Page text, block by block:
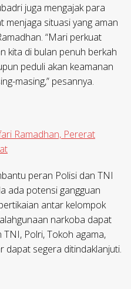
juga mengajak para
menjaga situasi yang aman
“Mari perkuat
kita di bulan penuh berkah
peduli akan keamanan
masing,” pesannya.
Ramadhan, Pererat
peran Polisi dan TNI
ada potensi gangguan
antar kelompok
narkoba dapat
Polri, Tokoh agama,
dapat segera ditindaklanjuti.